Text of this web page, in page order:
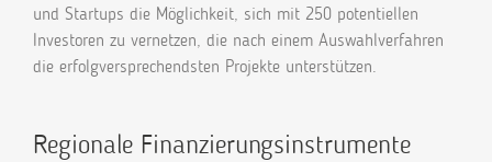
und Startups die Möglichkeit, sich mit 250 potentiellen
Investoren zu vernetzen, die nach einem Auswahlverfahren
die erfolgversprechendsten Projekte unterstützen.
Regionale Finanzierungsinstrumente